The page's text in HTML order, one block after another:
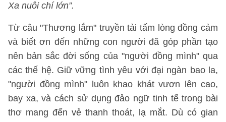
Xa nuôi chí lớn”.
Từ câu "Thương lắm" truyền tải tấm lòng đồng cảm
và biết ơn đến những con người đã góp phần tạo
nên bản sắc đời sống của "người đồng mình" qua
các thế hệ. Giữ vững tình yêu với đại ngàn bao la,
"người đồng mình" luôn khao khát vươn lên cao,
bay xa, và cách sử dụng đảo ngữ tinh tế trong bài
thơ mang đến vẻ thanh thoát, lạ mắt. Dù có gian